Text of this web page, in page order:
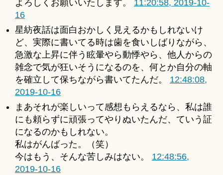
よろしくお願いいたします。 11:20:58, 2019-10-
16
星紡夜話は面白おかしく見えるかもしれないけ
ど、実際に書いてる時は歯を食いしばりながら、
急激な上昇に伴う眩暈やら動悸やら、他人からの
雑念で気が狂いそうになるのを、何とか自分の軸
を確立して保ちながら書いてたんだ。 12:48:08,
2019-10-16
まあそれが楽しいって感想もらえるなら、私は誰
にも頼らずに頑張ってやりぬいたんだ、ていう証
になるのかもしれない。
私はがんばった。（笑）
今はもう、そんな苦しみはない。 12:48:56,
2019-10-16